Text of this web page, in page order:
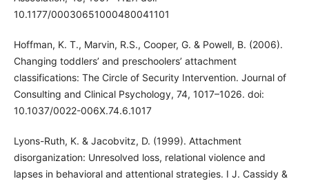
10.1177/00030651000480041101
Hoffman, K. T., Marvin, R.S., Cooper, G. & Powell, B. (2006).
Changing toddlers’ and preschoolers’ attachment
classifications: The Circle of Security Intervention. Journal of
Consulting and Clinical Psychology, 74, 1017–1026. doi:
10.1037/0022-006X.74.6.1017
Lyons-Ruth, K. & Jacobvitz, D. (1999). Attachment
disorganization: Unresolved loss, relational violence and
lapses in behavioral and attentional strategies. I J. Cassidy &